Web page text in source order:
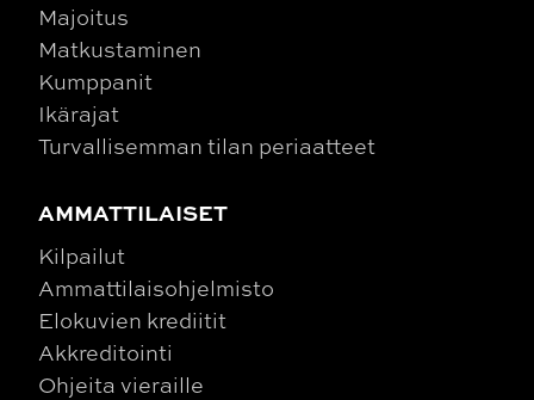
Majoitus
Matkustaminen
Kumppanit
Ikärajat
Turvallisemman tilan periaatteet
AMMATTILAISET
Kilpailut
Ammattilaisohjelmisto
Elokuvien krediitit
Akkreditointi
Ohjeita vieraille